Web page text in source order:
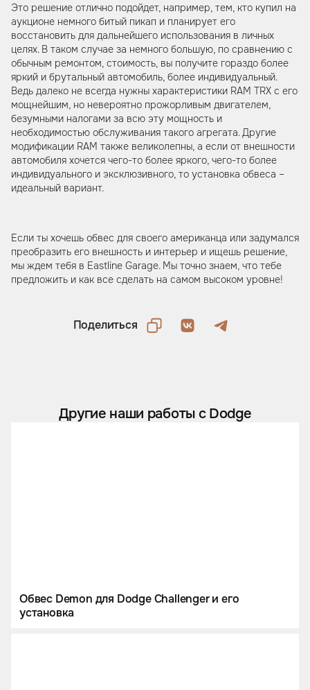
Это решение отлично подойдет, например, тем, кто купил на
аукционе немного битый пикап и планирует его
восстановить для дальнейшего использования в личных
целях. В таком случае за немного большую, по сравнению с
обычным ремонтом, стоимость, вы получите гораздо более
яркий и брутальный автомобиль, более индивидуальный.
Ведь далеко не всегда нужны характеристики RAM TRX с его
мощнейшим, но невероятно прожорливым двигателем,
безумными налогами за всю эту мощность и
необходимостью обслуживания такого агрегата. Другие
модификации RAM также великолепны, а если от внешности
автомобиля хочется чего-то более яркого, чего-то более
индивидуального и эксклюзивного, то установка обвеса –
идеальный вариант.
Если ты хочешь обвес для своего американца или задумался
преобразить его внешность и интерьер и ищешь решение,
мы ждем тебя в Eastline Garage. Мы точно знаем, что тебе
предложить и как все сделать на самом высоком уровне!
Поделиться
Другие наши работы с Dodge
Обвес Demon для Dodge Challenger и его
установка